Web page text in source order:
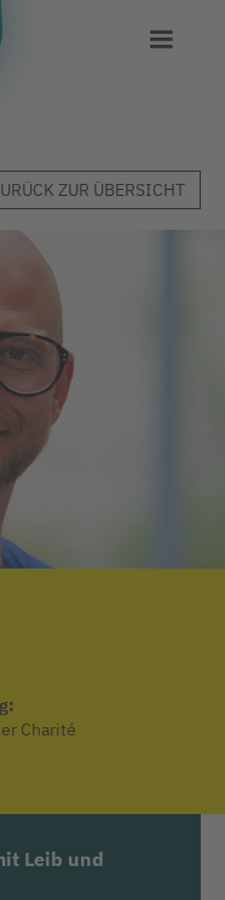
ZUR ÜBERSICHT
Charité
Leib und